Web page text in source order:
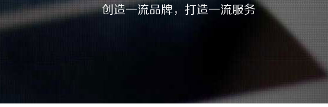
创造一流品牌，打造一流服务